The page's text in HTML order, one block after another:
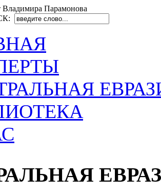
Владимира Парамонова